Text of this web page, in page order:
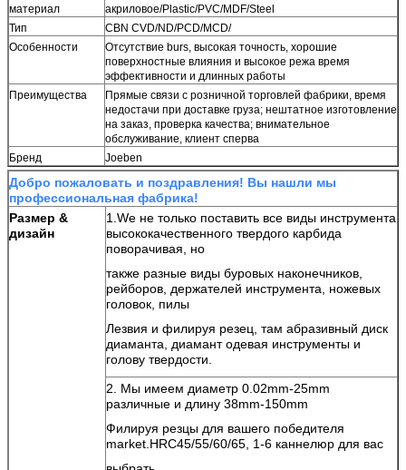
материал
акриловое/Plastic/PVC/MDF/Steel
Тип
CBN CVD/ND/PCD/MCD/
Особенности
Отсутствие burs, высокая точность, хорошие
поверхностные влияния и высокое режа время
эффективности и длинных работы
Преимущества
Прямые связи с розничной торговлей фабрики, время
недостачи при доставке груза; нештатное изготовление
на заказ, проверка качества; внимательное
обслуживание, клиент сперва
Бренд
Joeben
Добро пожаловать и поздравления! Вы нашли мы
профессиональная фабрика!
Размер &
дизайн
1.We не только поставить все виды инструмента
высококачественного твердого карбида
поворачивая, но
также разные виды буровых наконечников,
рейборов, держателей инструмента, ножевых
головок, пилы
Лезвия и филируя резец, там абразивный диск
диаманта, диамант одевая инструменты и
голову твердости.
2. Мы имеем диаметр 0.02mm-25mm
различные и длину 38mm-150mm
Филируя резцы для вашего победителя
market.HRC45/55/60/65, 1-6 каннелюр для вас